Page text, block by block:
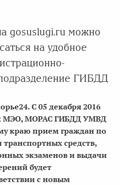
gosuslugi.ru можно
на удобное
ГИБДД
С 05 декабря 2016
МЭО, МОРАС ГИБДД УМВД
краю прием граждан по
средств,
экзаменов и выдачи
будет
с новым